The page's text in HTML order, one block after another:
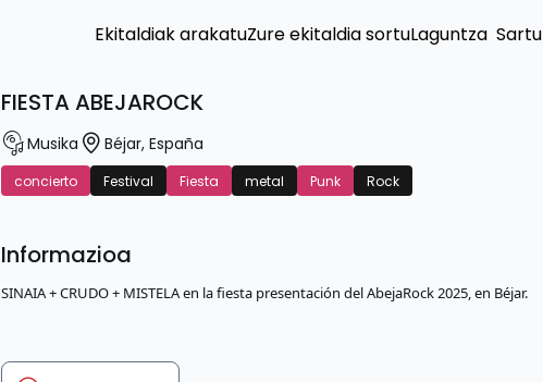
Ekitaldiak arakatuZure ekitaldia sortuLaguntza Sartu
FIESTA ABEJAROCK
Musika Béjar, España
concierto Festival Fiesta metal Punk Rock
Informazioa
SINAIA + CRUDO + MISTELA en la fiesta presentación del AbejaRock 2025, en Béjar.